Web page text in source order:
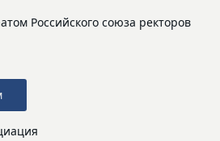
Российского союза ректоров